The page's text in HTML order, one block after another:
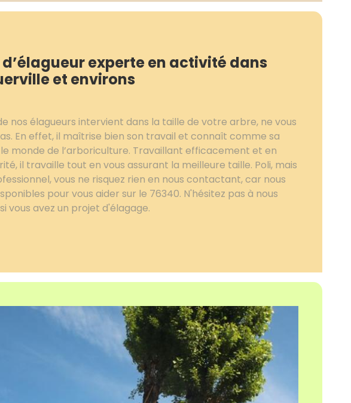
d’élagueur experte en activité dans
et environs
nos élagueurs intervient dans la taille de votre arbre, ne vous
En effet, il maîtrise bien son travail et connaît comme sa
monde de l’arboriculture. Travaillant efficacement et en
il travaille tout en vous assurant la meilleure taille. Poli, mais
vous ne risquez rien en nous contactant, car nous
pour vous aider sur le 76340. N'hésitez pas à nous
vous avez un projet d'élagage.